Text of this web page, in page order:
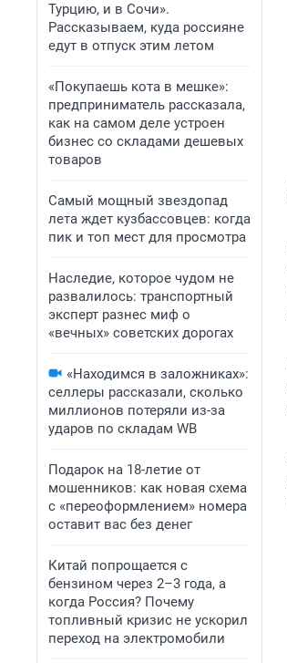
Турцию, и в Сочи».
Рассказываем, куда россияне
едут в отпуск этим летом
«Покупаешь кота в мешке»:
предприниматель рассказала,
как на самом деле устроен
бизнес со складами дешевых
товаров
Самый мощный звездопад
лета ждет кузбассовцев: когда
пик и топ мест для просмотра
Наследие, которое чудом не
развалилось: транспортный
эксперт разнес миф о
«вечных» советских дорогах
«Находимся в заложниках»:
селлеры рассказали, сколько
миллионов потеряли из-за
ударов по складам WB
Подарок на 18-летие от
мошенников: как новая схема
с «переоформлением» номера
оставит вас без денег
Китай попрощается с
бензином через 2–3 года, а
когда Россия? Почему
топливный кризис не ускорил
переход на электромобили